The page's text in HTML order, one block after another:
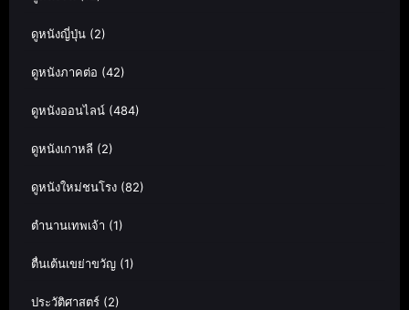
ดูหนังญี่ปุ่น (2)
ดูหนังภาคต่อ (42)
ดูหนังออนไลน์ (484)
ดูหนังเกาหลี (2)
ดูหนังใหม่ชนโรง (82)
ตำนานเทพเจ้า (1)
ตื่นเต้นเขย่าขวัญ (1)
ประวัติศาสตร์ (2)